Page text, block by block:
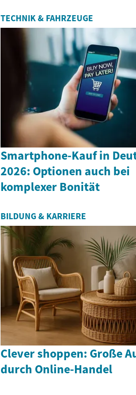
TECHNIK & FAHRZEUGE
Smartphone-Kauf in
2026: Optionen auch bei
komplexer Bonität
BILDUNG & KARRIERE
Clever shoppen: Große
durch Online-Handel